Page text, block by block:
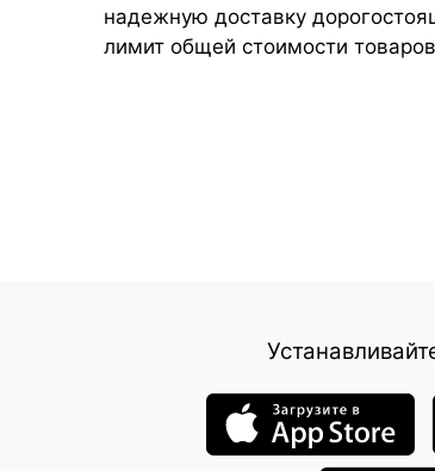
надежную доставку
лимит общей стоимости